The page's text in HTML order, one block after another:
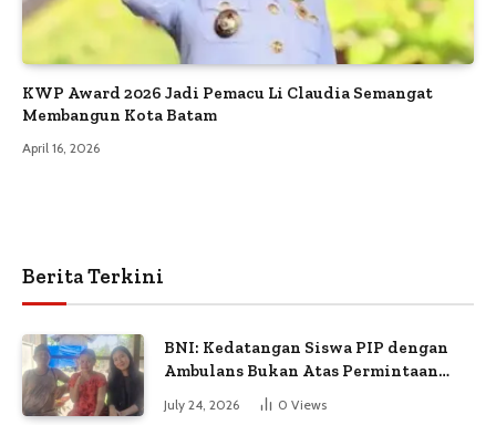
KWP Award 2026 Jadi Pemacu Li Claudia Semangat
Membangun Kota Batam
April 16, 2026
Berita Terkini
BNI: Kedatangan Siswa PIP dengan
Ambulans Bukan Atas Permintaan
July 24, 2026 0 Views